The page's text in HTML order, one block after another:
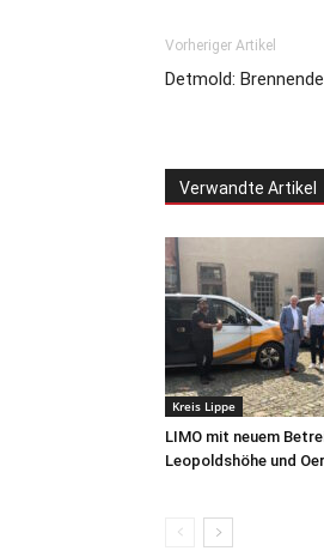
Vorheriger Artikel
Detmold:
Verwandte Artikel
Kreis Lippe
LIMO mit neuem
Leopoldshöhe und